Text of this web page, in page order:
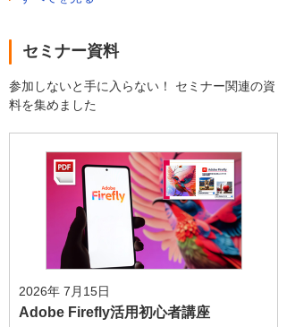
セミナー資料
参加しないと手に入らない！ セミナー関連の資
料を集めました
2026年 7月15日
Adobe Firefly活用初心者講座